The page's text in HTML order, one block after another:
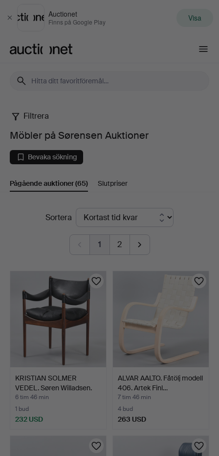
Stäng
Auctionet
Finns på Google Play Visa
Möbler
på
Sørensen
Auktioner
Filtrera
Möbler på Sørensen Auktioner
Bevaka sökning
Pågående auktioner(65) Slutpriser
PågåendeSortera
1 2
KRISTIAN SOLMER
VEDEL. Søren Willadsen.
Ka…
6 tim 46 min
1 bud
232 USD
ALVAR AALTO. Fåtölj modell
406. Artek Finl…
7 tim 46 min
4 bud
263 USD